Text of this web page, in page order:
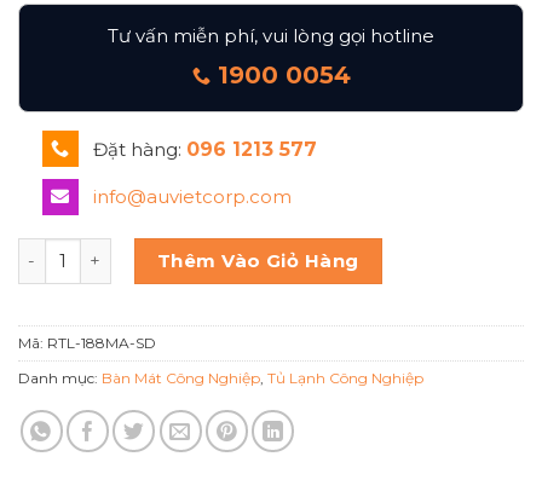
Tư vấn miễn phí, vui lòng gọi hotline
1900 0054
Đặt hàng: 096 1213 577
info@auvietcorp.com
Bàn mát 6 ngăn kéo RTL-188MA-SD số lượng
Thêm Vào Giỏ Hàng
Mã: RTL-188MA-SD
Danh mục: Bàn Mát Công Nghiệp, Tủ Lạnh Công Nghiệp